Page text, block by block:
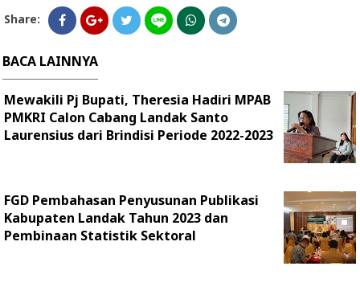
Share:
BACA LAINNYA
Mewakili Pj Bupati, Theresia Hadiri MPAB
PMKRI Calon Cabang Landak Santo
Laurensius dari Brindisi Periode 2022-2023
FGD Pembahasan Penyusunan Publikasi
Kabupaten Landak Tahun 2023 dan
Pembinaan Statistik Sektoral